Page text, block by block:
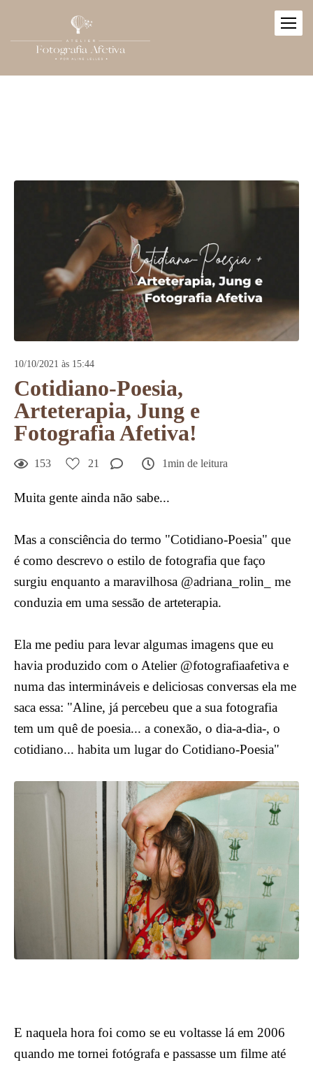
10/10/2021 às 15:44
Cotidiano-Poesia,
Arteterapia, Jung e
Fotografia Afetiva!
153 21 1min de leitura
Muita gente ainda não sabe...
Mas a consciência do termo "Cotidiano-Poesia" que
é como descrevo o estilo de fotografia que faço
surgiu enquanto a maravilhosa @adriana_rolin_ me
conduzia em uma sessão de arteterapia.
Ela me pediu para levar algumas imagens que eu
havia produzido com o Atelier @fotografiaafetiva e
numa das intermináveis e deliciosas conversas ela me
saca essa: "Aline, já percebeu que a sua fotografia
tem um quê de poesia... a conexão, o dia-a-dia-, o
cotidiano... habita um lugar do Cotidiano-Poesia"
E naquela hora foi como se eu voltasse lá em 2006
quando me tornei fotógrafa e passasse um filme até